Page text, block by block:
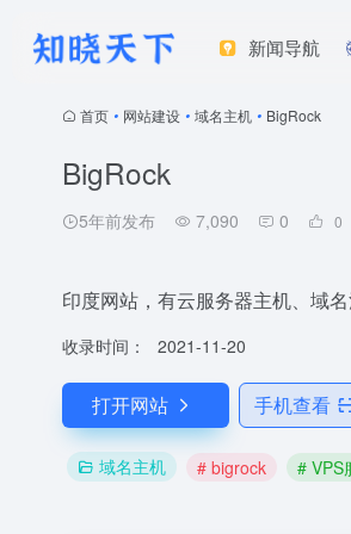
新闻导航
首页 • 网站建设 • 域名主机 • BigRock
BigRock
5年前发布 7,090 0 0
印度网站，有云服务器主机、域名
收录时间： 2021-11-20
打开网站 手机查看
域名主机 # bigrock # VPS